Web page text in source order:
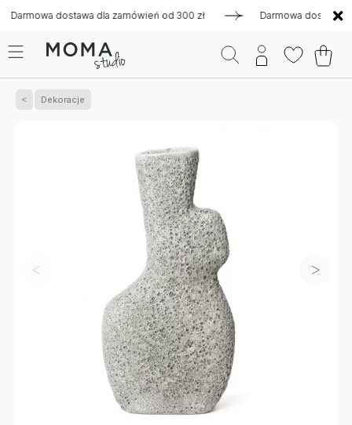
dostawa dla zamówień od 300 zł Darmowa dostawa dla
Dekoracje